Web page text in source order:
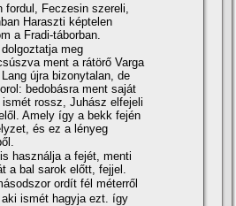
fordul, Feczesin szereli,
Haraszti képtelen
a Fradi-táborban.
meg
ment a rátörő Varga
újra bizonytalan, de
bedobásra ment saját
rossz, Juhász elfejeli
Amely í­gy a bekk fején
és ez a lényeg
használja a fejét, menti
a bal sarok előtt, fejjel.
ordí­t fél méterről
ismét hagyja ezt. így